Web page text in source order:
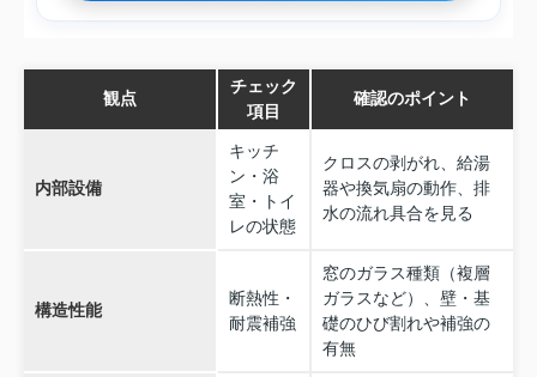
観点
チェック
項目
確認のポイント
内部設備
キッチ
ン・浴
室・トイ
レの状態
クロスの剥がれ、給湯
器や換気扇の動作、排
水の流れ具合を見る
構造性能
断熱性・
耐震補強
窓のガラス種類（複層
ガラスなど）、壁・基
礎のひび割れや補強の
有無